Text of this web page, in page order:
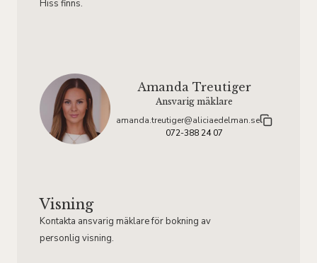
Hiss finns.
Amanda Treutiger
Ansvarig mäklare
amanda.treutiger@aliciaedelman.se
072-388 24 07
Visning
Kontakta ansvarig mäklare för bokning av
personlig visning.